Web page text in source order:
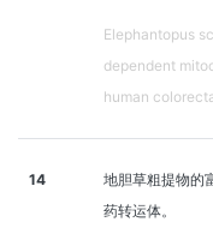
Elephantopus
dependent
human
14
地胆草粗提物的
药转运体。